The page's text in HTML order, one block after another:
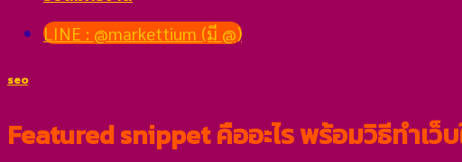
LINE : @markettium (มี @)
seo
Featured snippet คืออะไร พร้อมวิธีทำเ